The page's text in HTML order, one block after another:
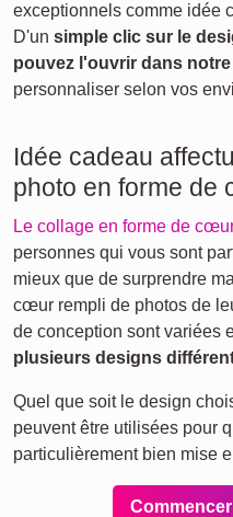
exceptionnels comme idée
D'un simple clic sur le
pouvez l'ouvrir dans
personnaliser selon vos
Idée cadeau
photo en forme de
Le collage en forme de
personnes qui vous sont
mieux que de surprendre
cœur rempli de photos de
de conception sont variées
plusieurs designs
Quel que soit le design
peuvent être utilisées pour
particulièrement bien mise